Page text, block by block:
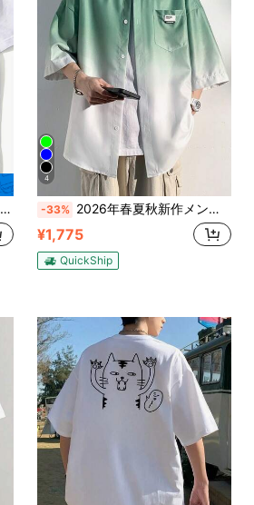
4
-33% 2026年春夏秋新作メンズアイスシルクシャツグラデーション半袖ワークウェアシャツアメリカンファッションブランドカップルコートデザインセンスニッチスタイル夏薄手通気性若いな男性の必需品マルチシーン着用ツール日常の外出デートに適した立体的な仕立てでスタイリッシュでかさばらないデザイナー限定のストリートスタイルのミックスアンドマッチアイテム、大人の男性のマッチングアーティファクト、セレブの同じシルエット、グラデーション染色プロセス、なアイコンの最初の選択肢、少しルーズなバージョン、快適で多用途、日本の塩系の機能的なスタイル
¥1,775
QuickShip